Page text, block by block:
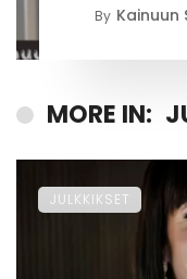
By Kainuun
MORE IN:
JULKKIKSET